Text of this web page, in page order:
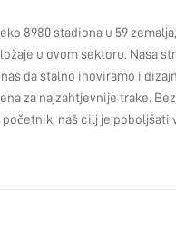
8980 stadiona u 59
u ovom sektoru. Nasa
da stalno inoviramo i
za najzahtjevnije trake.
naš cilj je poboljšati